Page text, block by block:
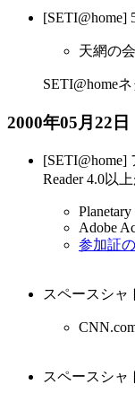
天網の
SETI@home
2000年05月22日
Reader 4.0以
Adobe
参加証
スペースシャ
スペースシャ